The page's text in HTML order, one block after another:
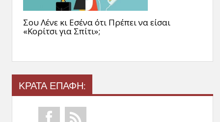
Σου Λένε κι Εσένα ότι Πρέπει να είσαι
«Κορίτσι για Σπίτι»;
ΚΡΑΤΑ ΕΠΑΦΗ: